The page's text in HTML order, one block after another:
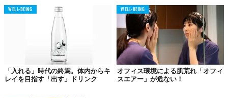
WELL-BEING
「入れる」時代の終焉。体内からキ
レイを目指す「出す」ドリンク
WELL-BEING
オフィス環境による肌荒れ「オフィ
スエアー」が危ない！